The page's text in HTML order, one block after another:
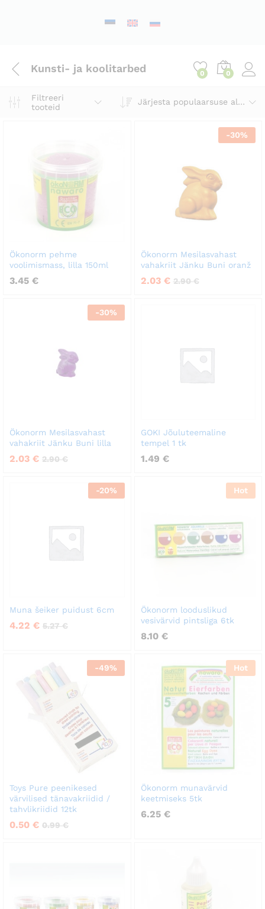
Kunsti- ja koolitarbed 0 0
Filtreeri
tooteid
Järjesta populaarsuse alusel
Ökonorm pehme
voolimismass, lilla 150ml
3.45 €
-30%
Ökonorm Mesilasvahast
vahakriit Jänku Buni oranž
2.03 € 2.90€
-30%
Ökonorm Mesilasvahast
vahakriit Jänku Buni lilla
2.03 € 2.90€
GOKI Jõuluteemaline
tempel 1 tk
1.49 €
-20%
Muna šeiker puidust 6cm
4.22 € 5.27€
Hot
Ökonorm looduslikud
vesivärvid pintsliga 6tk
8.10 €
-49%
Toys Pure peenikesed
värvilised tänavakriidid /
tahvlikriidid 12tk
0.50 € 0.99€
Hot
Ökonorm munavärvid
keetmiseks 5tk
6.25 €